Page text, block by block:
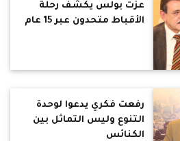
عزت بولس يكشف رحلة
الأقباط متحدون عبر 15 عام
رفعت فكري يدعوا لوحدة
التنوع وليس التماثل بين
الكنائس